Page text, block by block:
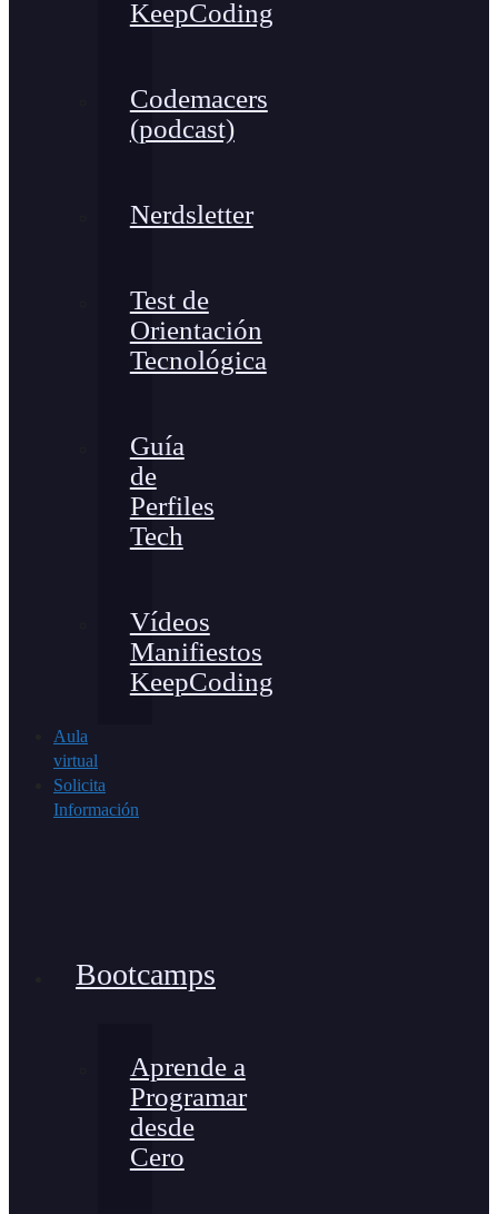
KeepCoding
Codemacers
(podcast)
Nerdsletter
Test de
Orientación
Tecnológica
Guía
de
Perfiles
Tech
Vídeos
Manifiestos
KeepCoding
Aula
virtual
Solicita
Información
Bootcamps
Aprende a
Programar
desde
Cero